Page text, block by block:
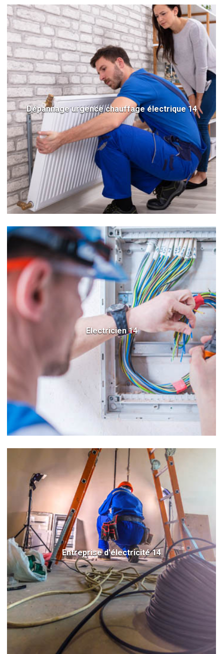
Dépannage urgence chauffage électrique 14
Electricien 14
Entreprise d'électricité 14